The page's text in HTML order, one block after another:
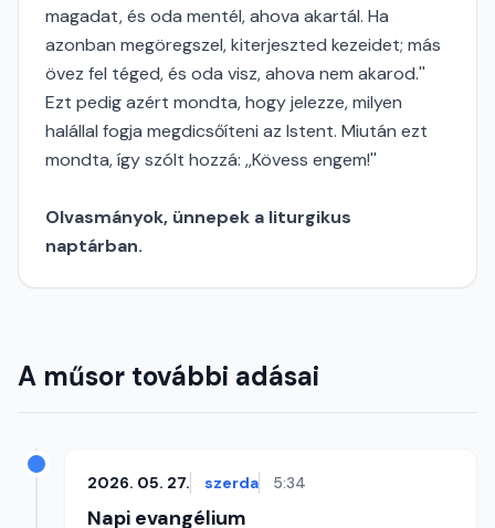
magadat, és oda mentél, ahova akartál. Ha
azonban megöregszel, kiterjeszted kezeidet; más
övez fel téged, és oda visz, ahova nem akarod.''
Ezt pedig azért mondta, hogy jelezze, milyen
halállal fogja megdicsőíteni az Istent. Miután ezt
mondta, így szólt hozzá: ,,Kövess engem!''
Olvasmányok, ünnepek a liturgikus
naptárban.
A műsor további adásai
2026. 05. 27. szerda 5:34
Napi evangélium